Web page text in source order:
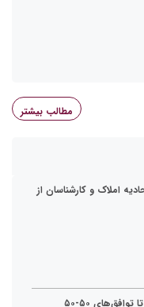
مطالب بیشتر
املاک و کارشناسان از